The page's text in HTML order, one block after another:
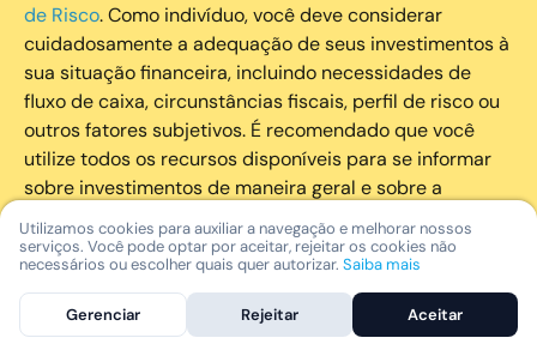
de Risco. Como indivíduo, você deve considerar
cuidadosamente a adequação de seus investimentos à
sua situação financeira, incluindo necessidades de
fluxo de caixa, circunstâncias fiscais, perfil de risco ou
outros fatores subjetivos. É recomendado que você
utilize todos os recursos disponíveis para se informar
sobre investimentos de maneira geral e sobre a
composição geral de seu portfólio. Questões fiscais ou
legais relativas aos investimentos realizados através da
Nomad devem ser obtidas pelos próprios clientes. A
Nomad e suas afiliadas não fornecem nenhum tipo de
aconselhamento legal ou fiscal.
Utilizamos cookies para auxiliar a navegação e melhorar nossos
serviços. Você pode optar por aceitar, rejeitar os cookies não
necessários ou escolher quais quer autorizar. Saiba mais
Gerenciar Rejeitar Aceitar